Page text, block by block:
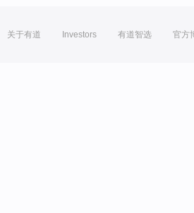
关于有道 Investors 有道智选 官方